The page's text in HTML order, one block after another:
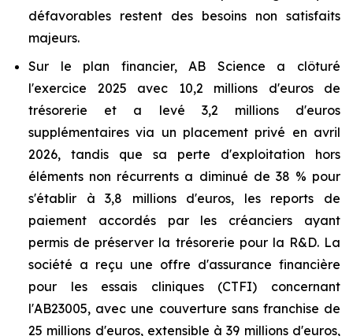
défavorables restent des besoins non satisfaits
majeurs.
Sur le plan financier, AB Science a clôturé
l'exercice 2025 avec 10,2 millions d'euros de
trésorerie et a levé 3,2 millions d'euros
supplémentaires via un placement privé en avril
2026, tandis que sa perte d'exploitation hors
éléments non récurrents a diminué de 38 % pour
s'établir à 3,8 millions d'euros, les reports de
paiement accordés par les créanciers ayant
permis de préserver la trésorerie pour la R&D. La
société a reçu une offre d'assurance financière
pour les essais cliniques (CTFI) concernant
l'AB23005, avec une couverture sans franchise de
25 millions d'euros, extensible à 39 millions d'euros,